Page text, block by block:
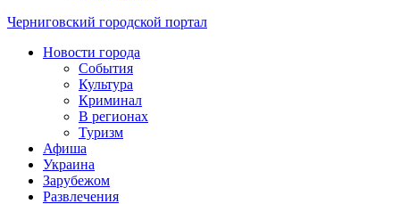
Черниговский городской портал
Новости города
События
Культура
Криминал
В регионах
Туризм
Афиша
Украина
Зарубежом
Развлечения